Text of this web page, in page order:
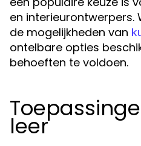
en interieurontwerpers.
de mogelijkheden van
ontelbare opties
behoeften te voldoen.
leer